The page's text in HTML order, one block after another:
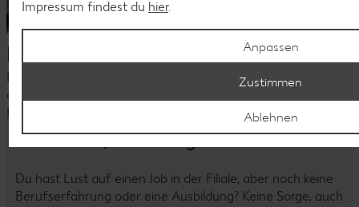
Dein Kontakt zu uns
Du hast Fragen zu unseren aktuellen Stellenangeboten oder
deiner Bewerbung?
Kontaktiere uns
Komm als Quereinsteiger ins Team!
Du hast Lust auf einen Job in der Filiale, aber noch keine
Berufserfahrung oder eine Ausbildung? Keine Sorge, auch
Impressum findest du hier.
Anpassen
Ablehnen
Zustimmen